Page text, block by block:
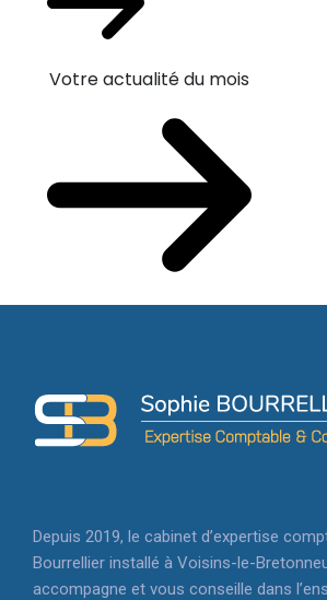
Votre actualité du mois
Depuis 2019, le cabinet d’expertise
Bourrellier installé à Voisins-le-
accompagne et vous conseille dans